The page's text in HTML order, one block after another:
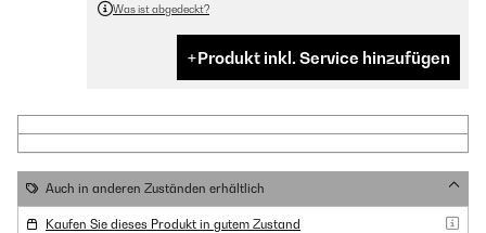
Was ist abgedeckt?
Produkt inkl. Service hinzufügen
Auch in anderen Zuständen erhältlich
Kaufen Sie dieses Produkt in gutem Zustand